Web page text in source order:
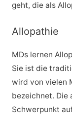
geht, die als
Allopathie
MDs lernen
Sie ist die
wird von vielen
bezeichnet. Die
Schwerpunkt